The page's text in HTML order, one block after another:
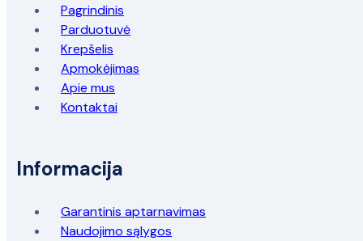
Pagrindinis
Parduotuvė
Krepšelis
Apmokėjimas
Apie mus
Kontaktai
Informacija
Garantinis aptarnavimas
Naudojimo sąlygos